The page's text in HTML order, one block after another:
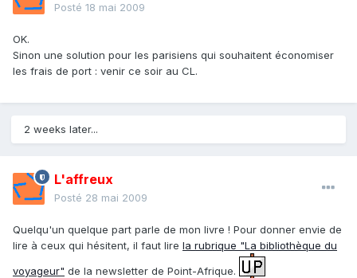
Posté 18 mai 2009
OK.
Sinon une solution pour les parisiens qui souhaitent économiser
les frais de port : venir ce soir au CL.
2 weeks later...
L'affreux
Posté 28 mai 2009
Quelqu'un quelque part parle de mon livre ! Pour donner envie de
lire à ceux qui hésitent, il faut lire la rubrique "La bibliothèque du
voyageur" de la newsletter de Point-Afrique.